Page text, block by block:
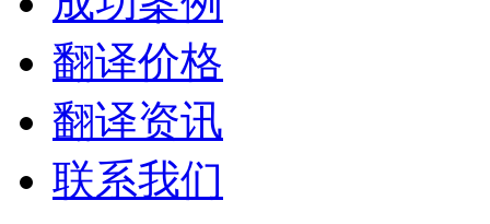
翻译价格
翻译资讯
联系我们